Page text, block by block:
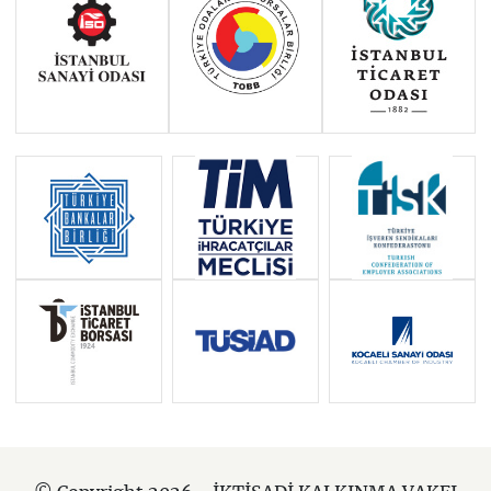
VISA POLICY OF MEMBER STATES
AND THE EU TOWARDS TURKISH
NATIONALS AFTER
SOYSAL”GÜNCELLEŞTİRİLMİŞ
SORULARLA AB POLİTİKALARI VE
TÜRKİYE:ENERJİ POLİTİKASI
SORULARLA AB POLİTİKALARI VE
TÜRKİYE: ORTAK BALIKÇILIK
KIBRIS: SORULAR VE CEVAPLAR
HARİTASI VE VİZE SERBESTLİĞİ